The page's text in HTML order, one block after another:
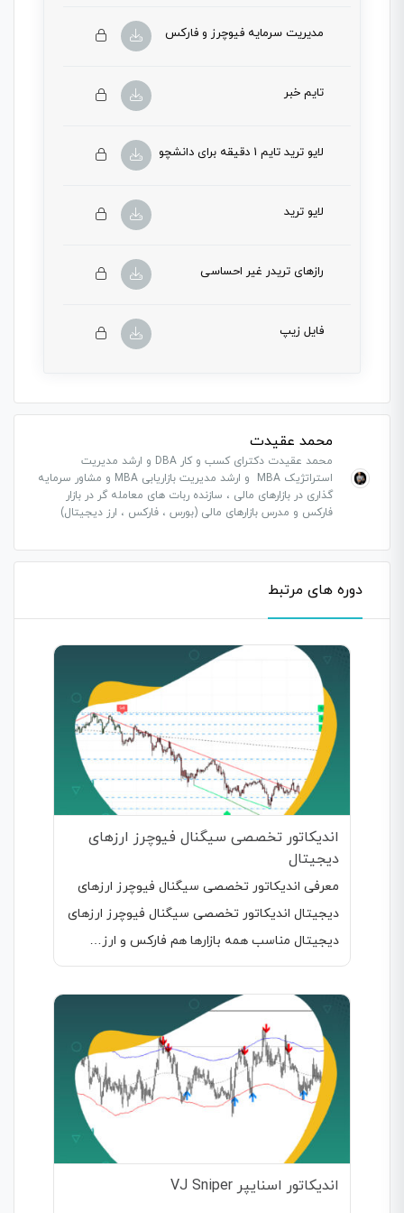
این بخش خصوصی می باشد. برای دسترسی کامل به
مدیریت سرمایه فیوچرز و فارکس
این بخش خصوصی می باشد. برای دسترسی کامل به
تایم خبر
این بخش خصوصی می باشد. برای دسترسی کامل به
لایو ترید تایم 1 دقیقه برای دانشچو
این بخش خصوصی می باشد. برای دسترسی کامل به
لایو ترید
این بخش خصوصی می باشد. برای دسترسی کامل به
رازهای تریدر غیر احساسی
این بخش خصوصی می باشد. برای دسترسی کامل به
فایل زیپ
دروس این دوره باید این دوره را خریداری نمایید.
محمد عقیدت
محمد عقیدت دکترای کسب و کار DBA و ارشد مدیریت
استراتژیک MBA و ارشد مدیریت بازاریابی MBA و مشاور سرمایه
گذاری در بازارهای مالی ، سازنده ربات های معامله گر در بازار
فارکس و مدرس بازارهای مالی (بورس ، فارکس ، ارز دیجیتال)
دوره های مرتبط
اندیکاتور تخصصی سیگنال فیوچرز ارزهای
دیجیتال
معرفی اندیکاتور تخصصی سیگنال فیوچرز ارزهای
دیجیتال اندیکاتور تخصصی سیگنال فیوچرز ارزهای
دیجیتال مناسب همه بازارها هم فارکس و ارز…
اندیکاتور اسنایپر VJ Sniper